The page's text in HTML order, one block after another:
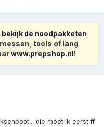
bekijk de noodpakketen
tools of lang
www.prepshop.nl!
die moet ik eerst ff